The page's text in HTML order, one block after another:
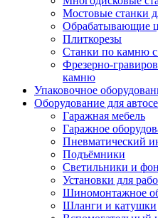
Мостовые станки
Обрабатывающие
Плиткорезы
Станки по камню
Фрезерно-
камню
Упаковочное
Оборудование для
Гаражная мебель
Гаражное
Пневматический
Подъёмники
Светильники и
Установки для
Шиномонтажное
Шланги и катушки